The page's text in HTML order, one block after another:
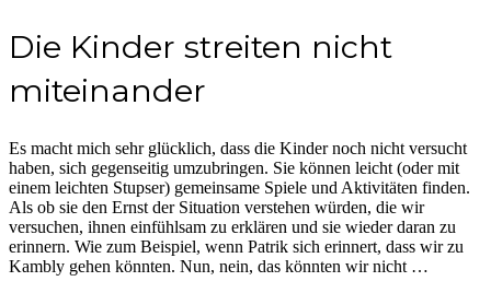
Die Kinder streiten nicht
miteinander
Es macht mich sehr glücklich, dass die Kinder noch nicht versucht
haben, sich gegenseitig umzubringen. Sie können leicht (oder mit
einem leichten Stupser) gemeinsame Spiele und Aktivitäten finden.
Als ob sie den Ernst der Situation verstehen würden, die wir
versuchen, ihnen einfühlsam zu erklären und sie wieder daran zu
erinnern. Wie zum Beispiel, wenn Patrik sich erinnert, dass wir zu
Kambly gehen könnten. Nun, nein, das könnten wir nicht …